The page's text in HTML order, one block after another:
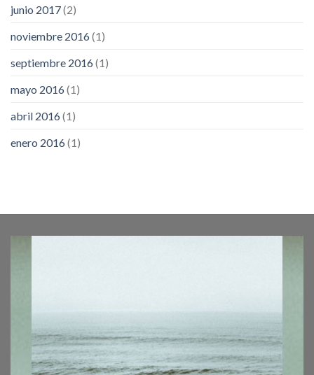
junio 2017(2)
noviembre 2016(1)
septiembre 2016(1)
mayo 2016(1)
abril 2016(1)
enero 2016(1)